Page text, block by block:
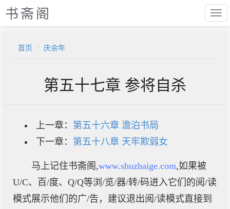
书斋阁
首页 庆余年
第五十七章 参将自杀
上一章： 第五十六章 澹泊书局
下一章： 第五十八章 天牢欺弱女
马上记住书斋阁,www.shuzhaige.com,如果被
U/C、百/度、Q/Q等浏/览/器/转/码进入它们的阅/读
模式展示他们的广/告，建议退出阅/读模式直接到